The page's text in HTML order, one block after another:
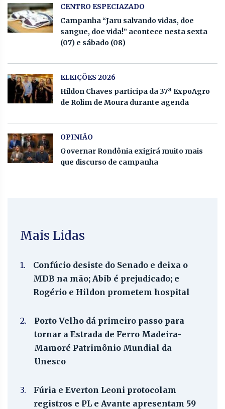
CENTRO ESPECIAZADO
Campanha “Jaru salvando vidas, doe
sangue, doe vida!” acontece nesta sexta
(07) e sábado (08)
ELEIÇÕES 2026
Hildon Chaves participa da 37ª ExpoAgro
de Rolim de Moura durante agenda
OPINIÃO
Governar Rondônia exigirá muito mais
que discurso de campanha
Mais Lidas
1.
Confúcio desiste do Senado e deixa o
MDB na mão; Abib é prejudicado; e
Rogério e Hildon prometem hospital
2.
Porto Velho dá primeiro passo para
tornar a Estrada de Ferro Madeira-
Mamoré Patrimônio Mundial da
Unesco
3.
Fúria e Everton Leoni protocolam
registros e PL e Avante apresentam 59